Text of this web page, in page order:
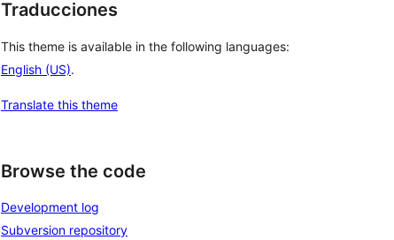
Traducciones
This theme is available in the following languages:
English (US).
Translate this theme
Browse the code
Development log
Subversion repository